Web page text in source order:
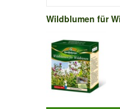
Wildblumen für